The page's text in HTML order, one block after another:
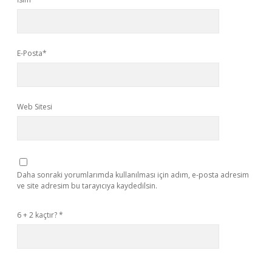
E-Posta*
Web Sitesi
Daha sonraki yorumlarımda kullanılması için adım, e-posta adresim
ve site adresim bu tarayıcıya kaydedilsin.
6 + 2 kaçtır?*